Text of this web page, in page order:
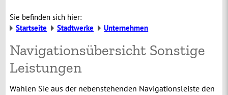
Sie befinden sich hier:
Startseite
Stadtwerke Unternehmen
Navigationsübersicht Sonstige
Leistungen
Wählen Sie aus der nebenstehenden Navigationsleiste den